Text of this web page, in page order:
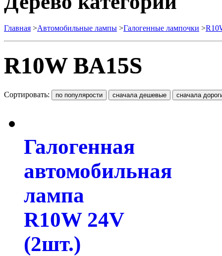
Главная >Автомобильные лампы >Галогенные лампочки >
R10W BA15S
Сортировать:
Галогенная
автомобильная
лампа
R10W 24V
(2шт.)